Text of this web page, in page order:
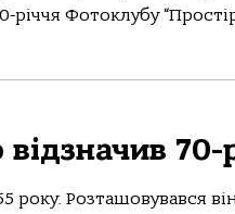
Фотоклубу
70-
року. Розташовувався